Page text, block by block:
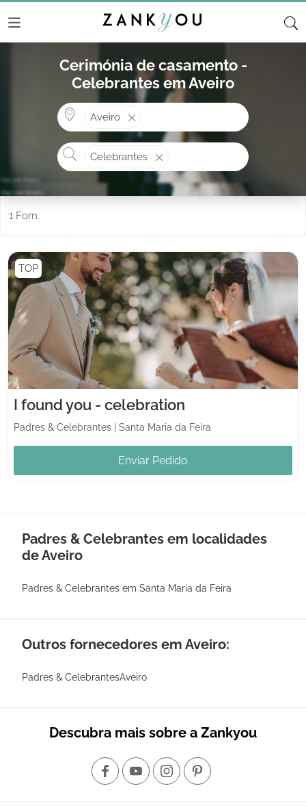
Cerimónia de casamento -
Celebrantes em Aveiro
Aveiro
Celebrantes
1 Forn.
TOP
I found you - celebration
Padres & Celebrantes Santa Maria da Feira
Enviar Pedido
Padres & Celebrantes em localidades
de Aveiro
Padres & Celebrantes em Santa Maria da Feira
Outros fornecedores em Aveiro:
Padres & CelebrantesAveiro
Descubra mais sobre a Zankyou